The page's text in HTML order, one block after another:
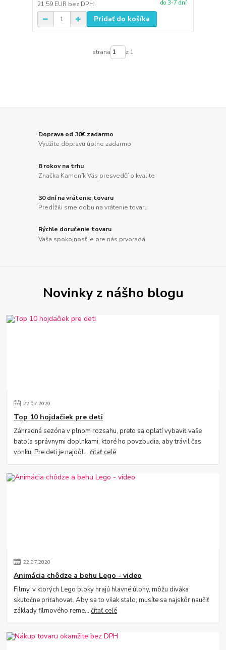
21,59 EUR bez DPH do 3-7 dní
Pridať do košíka
strana z 1
Doprava od 30€ zadarmo
Využite dopravu úplne zadarmo
8 rokov na trhu
Značka Kameník Vás presvedčí o kvalite
30 dní na vrátenie tovaru
Predĺžili sme dobu na vrátenie tovaru
Rýchle doručenie tovaru
Vaša spokojnosť je pre nás prvoradá
Novinky z nášho blogu
22.07.2020
Top 10 hojdačiek pre deti
Záhradná sezóna v plnom rozsahu, preto sa oplatí vybaviť vaše
batoľa správnymi doplnkami, ktoré ho povzbudia, aby trávil čas
vonku. Pre deti je najdôl...čítať celé
22.07.2020
Animácia chôdze a behu Lego - video
Filmy, v ktorých Lego bloky hrajú hlavné úlohy, môžu diváka
skutočne priťahovať. Aby sa to však stalo, musíte sa najskôr naučiť
základy filmového reme...čítať celé